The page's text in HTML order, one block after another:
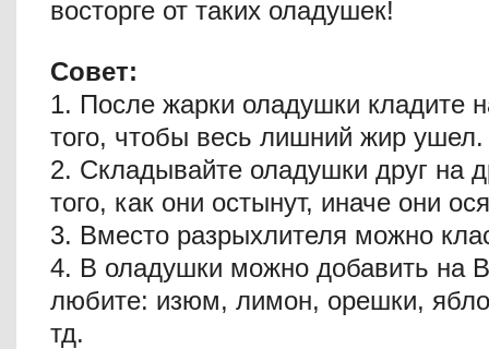
восторге от таких оладушек!
Совет:
1. После жарки оладушки кладите
того, чтобы весь лишний жир ушел.
2. Складывайте оладушки друг на
того, как они остынут, иначе они
3. Вместо разрыхлителя можно
4. В оладушки можно добавить на
любите: изюм, лимон, орешки,
тд.